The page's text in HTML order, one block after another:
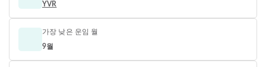
YVR
가장 낮은 운임 월
9월